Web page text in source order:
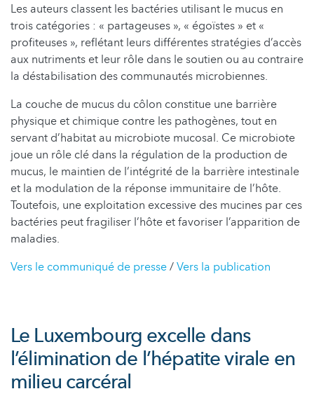
Les auteurs classent les bactéries utilisant le mucus en
trois catégories : « partageuses », « égoïstes » et «
profiteuses », reflétant leurs différentes stratégies d’accès
aux nutriments et leur rôle dans le soutien ou au contraire
la déstabilisation des communautés microbiennes.
La couche de mucus du côlon constitue une barrière
physique et chimique contre les pathogènes, tout en
servant d’habitat au microbiote mucosal. Ce microbiote
joue un rôle clé dans la régulation de la production de
mucus, le maintien de l’intégrité de la barrière intestinale
et la modulation de la réponse immunitaire de l’hôte.
Toutefois, une exploitation excessive des mucines par ces
bactéries peut fragiliser l’hôte et favoriser l’apparition de
maladies.
Vers le communiqué de presse/Vers la publication
Le Luxembourg excelle dans
l’élimination de l’hépatite virale en
milieu carcéral